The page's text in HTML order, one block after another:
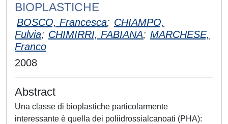
BIOPLASTICHE
BOSCO, Francesca; CHIAMPO,
Fulvia; CHIMIRRI, FABIANA; MARCHESE,
Franco
2008
Abstract
Una classe di bioplastiche particolarmente
interessante è quella dei poliidrossialcanoati (PHA):